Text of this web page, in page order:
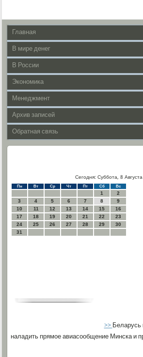
Главная
В мире денег
В России
Экономика
Менеджмент
Архив записей
Обратная связь
Сегодня: Суббота, 8 Августа
Пн Вт Ср Чт Пт Сб Вс
1
2
3
4 5 6 7 8
9
10
11 12 13 14 15
16
17
18 19 20 21 22
23
24
25 26 27 28 29
30
31
>>Беларусь
наладить прямое авиасообщение Минска и